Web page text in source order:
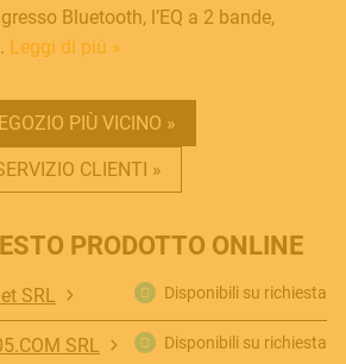
Bluetooth, l’EQ a 2 bande,
Leggi di più »
PIÙ VICINO »
CLIENTI »
PRODOTTO ONLINE
SRL Disponibili su richiesta
SRL Disponibili su richiesta